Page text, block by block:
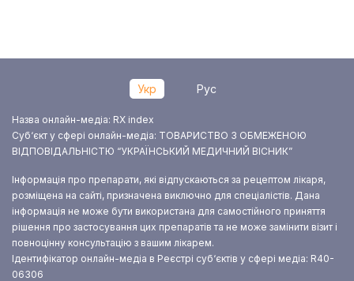
Укр Рус
Назва онлайн-медіа: RX index
Суб‘єкт у сфері онлайн-медіа: ТОВАРИСТВО З ОБМЕЖЕНОЮ
ВІДПОВІДАЛЬНІСТЮ “УКРАЇНСЬКИЙ МЕДИЧНИЙ ВІСНИК”
Інформація про препарати, які відпускаються за рецептом лікаря,
розміщена на сайті, призначена виключно для спеціалістів. Дана
інформація не може бути використана для самостійного приняття
рішення про застосування цих препаратів та не може замінити візит і
повноцінну консультацію з вашим лікарем.
Ідентифікатор онлайн-медіа в Реєстрі суб‘єктів у сфері медіа: R40-
06306